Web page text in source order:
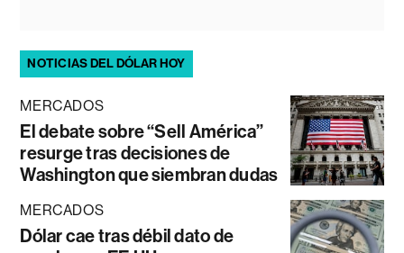
NOTICIAS DEL DÓLAR HOY
MERCADOS
El debate sobre “Sell América”
resurge tras decisiones de
Washington que siembran dudas
MERCADOS
Dólar cae tras débil dato de